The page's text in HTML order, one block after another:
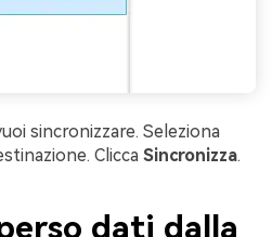
sincronizzare. Seleziona
Clicca Sincronizza.
dati dalla